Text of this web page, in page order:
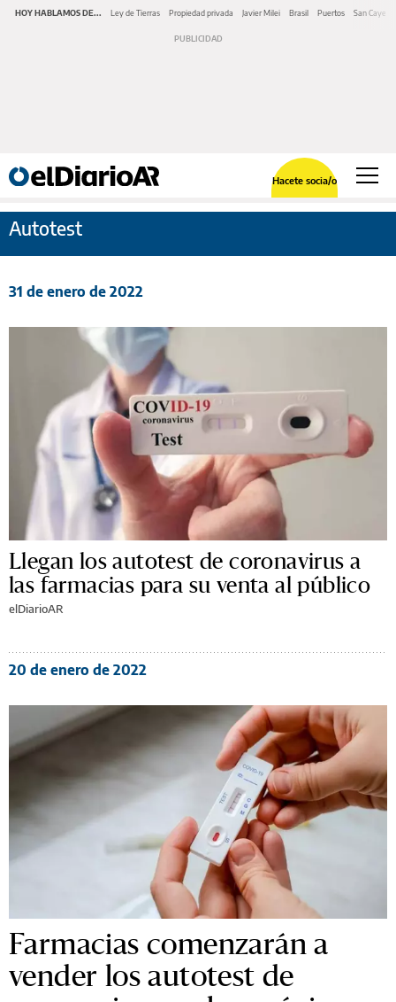
HOY HABLAMOS DE... Ley de Tierras Propiedad privada Javier Milei Brasil Puertos San
Hacete socia/o
Autotest
31 de enero de 2022
Llegan los autotest de coronavirus a
las farmacias para su venta al público
elDiarioAR
20 de enero de 2022
Farmacias comenzarán a
vender los autotest de